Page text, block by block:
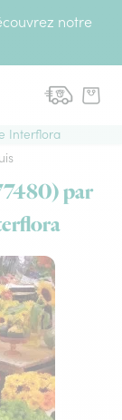
notre
Interflora
par